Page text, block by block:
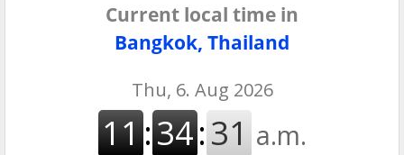
Current local time in
Bangkok, Thailand